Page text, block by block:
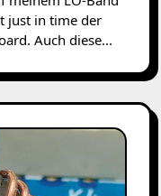
just in time der
Auch diese...